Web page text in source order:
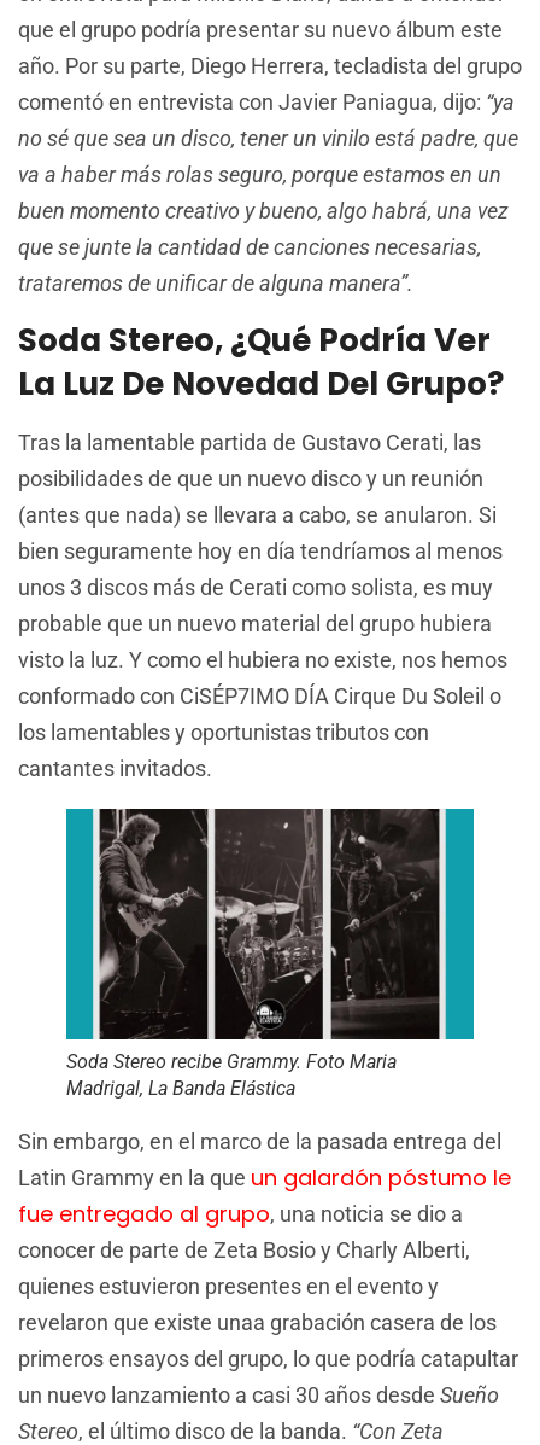
que el grupo podría presentar su nuevo álbum este
año. Por su parte, Diego Herrera, tecladista del grupo
comentó en entrevista con Javier Paniagua, dijo: “ya
no sé que sea un disco, tener un vinilo está padre, que
va a haber más rolas seguro, porque estamos en un
buen momento creativo y bueno, algo habrá, una vez
que se junte la cantidad de canciones necesarias,
trataremos de unificar de alguna manera”.
Soda Stereo, ¿qué Podría Ver
La Luz De Novedad Del Grupo?
Tras la lamentable partida de Gustavo Cerati, las
posibilidades de que un nuevo disco y un reunión
(antes que nada) se llevara a cabo, se anularon. Si
bien seguramente hoy en día tendríamos al menos
unos 3 discos más de Cerati como solista, es muy
probable que un nuevo material del grupo hubiera
visto la luz. Y como el hubiera no existe, nos hemos
conformado con CiSÉP7IMO DÍA Cirque Du Soleil o
los lamentables y oportunistas tributos con
cantantes invitados.
Soda Stereo recibe Grammy. Foto Maria
Madrigal, La Banda Elástica
Sin embargo, en el marco de la pasada entrega del
Latin Grammy en la que un galardón póstumo le
fue entregado al grupo, una noticia se dio a
conocer de parte de Zeta Bosio y Charly Alberti,
quienes estuvieron presentes en el evento y
revelaron que existe unaa grabación casera de los
primeros ensayos del grupo, lo que podría catapultar
un nuevo lanzamiento a casi 30 años desde Sueño
Stereo, el último disco de la banda. “Con Zeta